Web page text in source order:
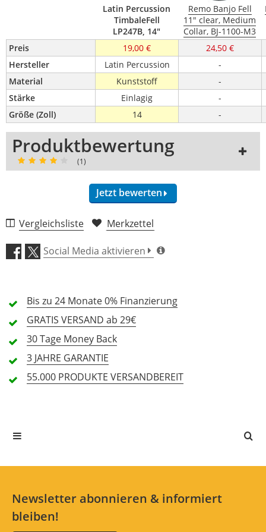
Latin Percussion
TimbaleFell
LP247B, 14"
Remo Banjo Fell
11" clear, Medium
Collar, BJ-1100-M3
Preis 19,00 €
24,50 €
Hersteller
Latin Percussion
-
Material
Kunststoff
-
Stärke
Einlagig
-
Größe (Zoll)
14 -
Produktbewertung
(1)
Jetzt bewerten
Klang (5,0)
Preis/Leistung (3,0)
Features (3,0)
1 Sterne
0 Kunden
Vergleichsliste Merkzettel
Social Media aktivieren
Bis zu 24 Monate0% Finanzierung
GRATIS VERSAND ab 29€
30 Tage Money Back
3 JAHRE GARANTIE
55.000 PRODUKTE VERSANDBEREIT
Newsletter abonnieren & informiert
bleiben!